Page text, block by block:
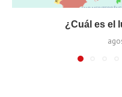
¿Cuál es el